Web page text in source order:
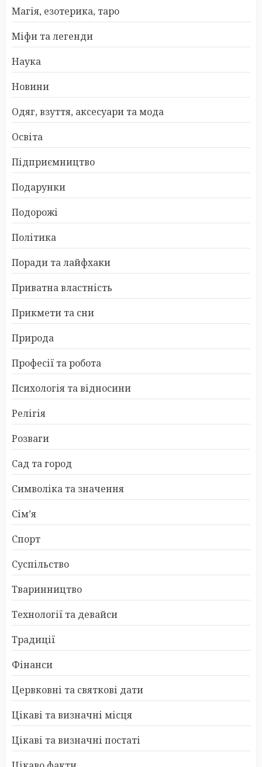
Магія, езотерика, таро
Міфи та легенди
Наука
Новини
Одяг, взуття, аксесуари та мода
Освіта
Підприємництво
Подарунки
Подорожі
Політика
Поради та лайфхаки
Приватна властність
Прикмети та сни
Природа
Професії та робота
Психологія та відносини
Релігія
Розваги
Сад та город
Символіка та значення
Сім’я
Спорт
Суспільство
Тваринництво
Технології та девайси
Традиції
Фінанси
Цервковні та святкові дати
Цікаві та визначні місця
Цікаві та визначні постаті